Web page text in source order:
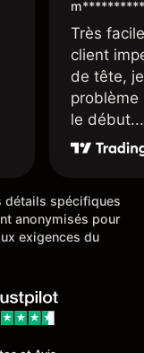
m**********
Très
client
de tête,
problème
le début...
détails spécifiques
anonymisés pour
exigences du